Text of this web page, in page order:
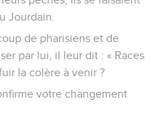
Jourdain.
de pharisiens et de
par lui, il leur dit : « Races
la colère à venir ?
votre changement